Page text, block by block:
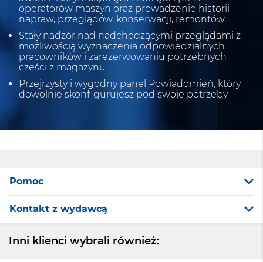
operatorów maszyn oraz prowadzenie historii
napraw, przeglądów, konserwacji, remontów
Stały nadzór nad nadchodzącymi przeglądami z
możliwością wyznaczenia odpowiedzialnych
pracowników i zarezerwowaniu potrzebnych
części z magazynu
Przejrzysty i wygodny panel Powiadomień, który
dowolnie skonfigurujesz pod swoje potrzeby
Pomoc
Kontakt z wydawcą
Inni klienci wybrali również: